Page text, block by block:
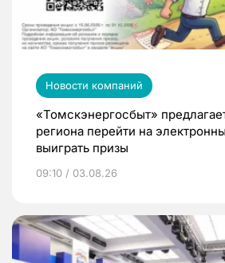
Новости компаний
«Томскэнергосбыт»
региона перейти на
выиграть призы
09:10 / 03.08.26